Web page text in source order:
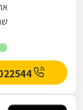
073-2022544